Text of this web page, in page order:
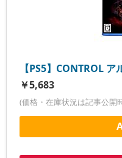
【PS5】CONTROL
￥5,683
(価格・在庫状況は記事公開